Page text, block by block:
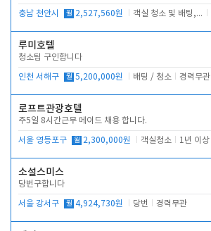
충남 천안시 월 2,527,560원 객실 청소 및 배팅, 주변 시설 청소
루미호텔
청소팀 구인합니다
인천 서해구 월 5,200,000원 배팅 / 청소 경력무관
로프트관광호텔
주5일 8시간근무 메이드 채용 합니다.
서울 영등포구 월 2,300,000원 객실청소 1년 이상
소설스미스
당번구합니다
서울 강서구 월 4,924,730원 당번 경력무관